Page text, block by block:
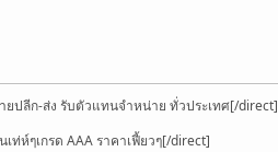
ยปลีก-ส่ง รับตัวแทนจำหน่าย ทั่วประเทศ[/direct]
เท่ห์ๆเกรด AAA ราคาเฟี้ยวๆ[/direct]